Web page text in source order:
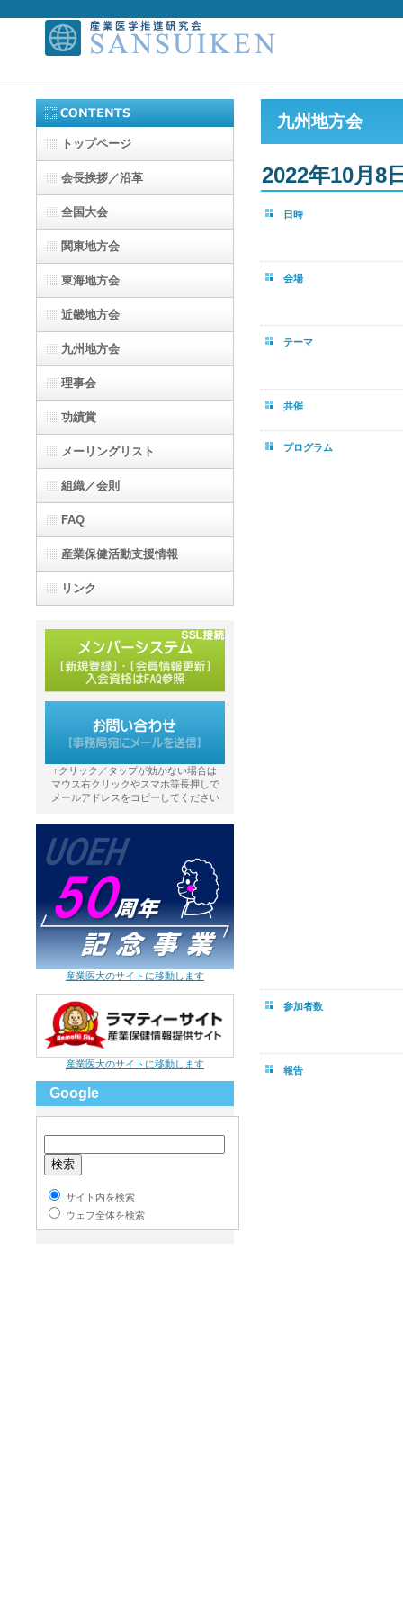
九州地方会
2022年10月8
日時
会場
テーマ
共催
プログラム
参加者数
報告
トップページ
会長挨拶／沿革
全国大会
関東地方会
東海地方会
近畿地方会
九州地方会
理事会
功績賞
メーリングリスト
組織／会則
FAQ
産業保健活動支援情報
リンク
↑クリック／タップが効かない場合は
マウス右クリックやスマホ等長押しで
メールアドレスをコピーしてください
産業医大のサイトに移動します
産業医大のサイトに移動します
Google
サイト内を検索
ウェブ全体を検索